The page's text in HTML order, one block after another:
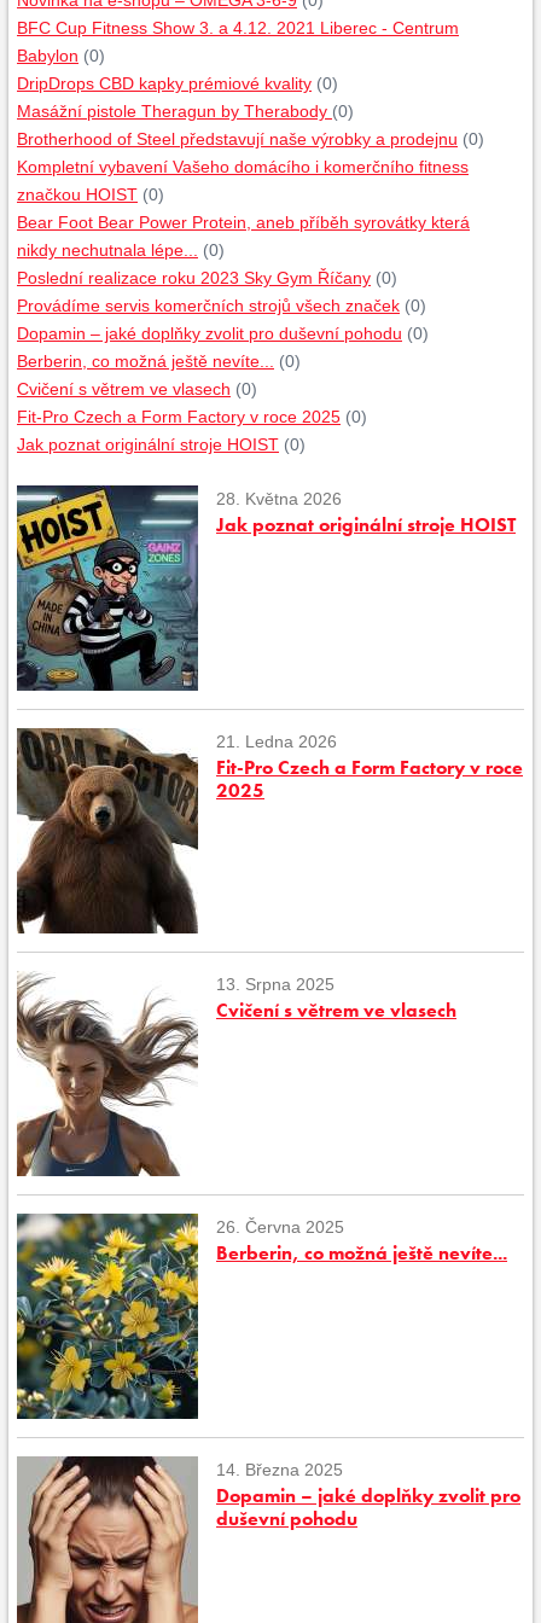
BFC Cup Fitness Show 3. a 4.12. 2021 Liberec - Centrum
Babylon (0)
DripDrops CBD kapky prémiové kvality (0)
Masážní pistole Theragun by Therabody (0)
Brotherhood of Steel představují naše výrobky a prodejnu (0)
Kompletní vybavení Vašeho domácího i komerčního fitness
značkou HOIST (0)
Bear Foot Bear Power Protein, aneb příběh syrovátky která
nikdy nechutnala lépe...
(0)
Poslední realizace roku 2023 Sky Gym Říčany (0)
Provádíme servis komerčních strojů všech značek (0)
Dopamin – jaké doplňky zvolit pro duševní pohodu (0)
Berberin, co možná ještě nevíte...
(0)
Cvičení s větrem ve vlasech (0)
Fit-Pro Czech a Form Factory v roce 2025 (0)
Jak poznat originální stroje HOIST (0)
28. Května 2026
Jak poznat originální stroje HOIST
21. Ledna 2026
Fit-Pro Czech a Form Factory v roce
2025
13. Srpna 2025
Cvičení s větrem ve vlasech
26. Června 2025
Berberin, co možná ještě nevíte...
14. Března 2025
Dopamin – jaké doplňky zvolit pro
duševní pohodu